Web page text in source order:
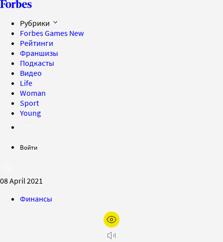
Рубрики
Forbes Games New
Рейтинги
Франшизы
Подкасты
Видео
Life
Woman
Sport
Young
Войти
08 April 2021
Финансы